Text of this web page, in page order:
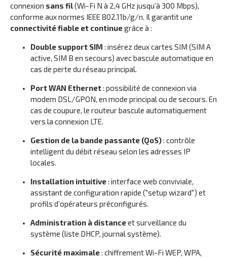
connexion sans fil(Wi-Fi N à 2,4 GHz jusqu’à 300 Mbps),
conforme aux normes IEEE 802.11b/g/n. Il garantit une
connectivité fiable et continuegrâce à :
Double support SIM : insérez deux cartes SIM (SIM A
active, SIM B en secours) avec bascule automatique en
cas de perte du réseau principal.
Port WAN Ethernet: possibilité de connexion via
modem DSL/GPON, en mode principal ou de secours. En
cas de coupure, le routeur bascule automatiquement
vers la connexion LTE.
Gestion de la bande passante (QoS): contrôle
intelligent du débit réseau selon les adresses IP
locales.
Installation intuitive: interface web conviviale,
assistant de configuration rapide ("setup wizard") et
profils d’opérateurs préconfigurés.
Administration à distanceet surveillance du
système (liste DHCP, journal système).
Sécurité maximale: chiffrement Wi-Fi WEP, WPA,